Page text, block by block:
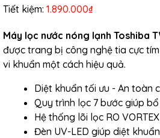
Tiết kiệm: 1.890.000₫
Máy lọc nước nóng lạnh Toshiba
được trang bị công nghệ tia cực
vi khuẩn một cách hiệu quả.
Diệt khuẩn tối ưu - An toàn
Quy trình lọc 7 bước giúp
Hệ thống lõi lọc RO
Đèn UV-LED giúp diệt